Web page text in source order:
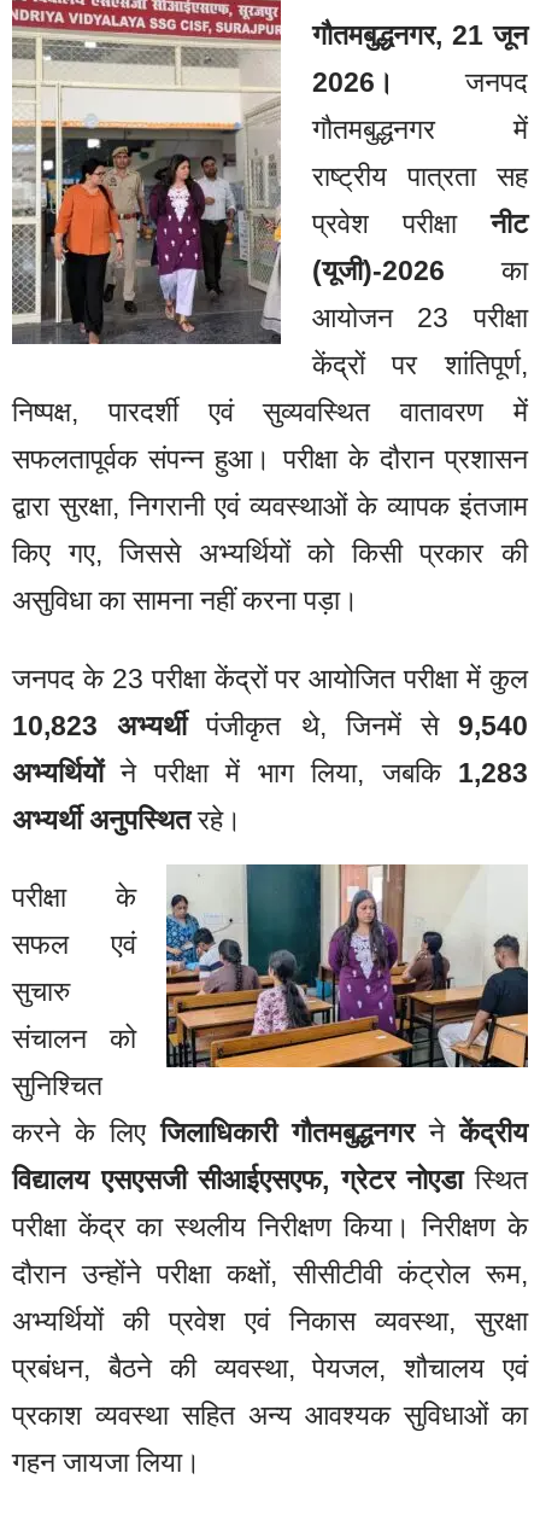
गौतमबुद्धनगर, 21 जून
2026।
जनपद
गौतमबुद्धनगर में
राष्ट्रीय पात्रता सह
प्रवेश परीक्षानीट
(यूजी)-2026 का
आयोजन 23 परीक्षा
केंद्रों पर शांतिपूर्ण,
निष्पक्ष, पारदर्शी एवं सुव्यवस्थित वातावरण में
सफलतापूर्वक संपन्न हुआ। परीक्षा के दौरान प्रशासन
द्वारा सुरक्षा, निगरानी एवं व्यवस्थाओं के व्यापक इंतजाम
किए गए, जिससे अभ्यर्थियों को किसी प्रकार की
असुविधा का सामना नहीं करना पड़ा।
जनपद के 23 परीक्षा केंद्रों पर आयोजित परीक्षा में कुल
10,823 अभ्यर्थीपंजीकृत थे, जिनमें से9,540
अभ्यर्थियोंने परीक्षा में भाग लिया, जबकि 1,283
अभ्यर्थी अनुपस्थितरहे।
परीक्षा के
सफल एवं
सुचारु
संचालन को
सुनिश्चित
करने के लिएजिलाधिकारी गौतमबुद्धनगरनेकेंद्रीय
विद्यालय एसएसजी सीआईएसएफ, ग्रेटर नोएडास्थित
परीक्षा केंद्र का स्थलीय निरीक्षण किया। निरीक्षण के
दौरान उन्होंने परीक्षा कक्षों, सीसीटीवी कंट्रोल रूम,
अभ्यर्थियों की प्रवेश एवं निकास व्यवस्था, सुरक्षा
प्रबंधन, बैठने की व्यवस्था, पेयजल, शौचालय एवं
प्रकाश व्यवस्था सहित अन्य आवश्यक सुविधाओं का
गहन जायजा लिया।